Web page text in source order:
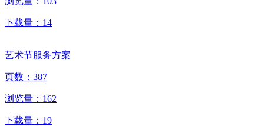
下载量： 14
艺术节服务方案
页数： 387
浏览量： 162
下载量： 19